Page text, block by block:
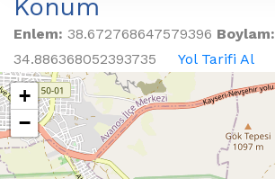
Konum
Enlem: 38.672768647579396 Boylam:
34.886368052393735 Yol Tarifi Al
+
−